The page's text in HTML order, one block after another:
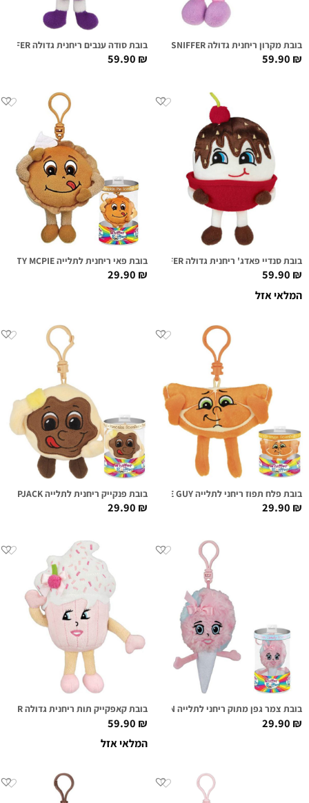
בובת מקרון ריחנית גדולה MACI MACARON SUPER SNIFFER
59.90₪
בובת סודה ענבים ריחנית גדולה IZZY SODALICIOUS SUPER SNIFFER
59.90₪
בובת סנדיי פאדג' ריחנית גדולה MR. FUDGENTOP SUPER SNIFFER
59.90₪
המלאי אזל
בובת פאי ריחנית לתלייה MARTY MCPIE
29.90₪
בובת פלח תפוז ריחני לתלייה MR. SLICE GUY
29.90₪
בובת פנקייק ריחנית לתלייה FLIP FLAPJACK
29.90₪
בובת צמר גפן מתוק ריחני לתלייה KATIE COTTON
29.90₪
בובת קאפקייק תות ריחנית גדולה SUGAR CAKE SUPER SNIFFER
59.90₪
המלאי אזל